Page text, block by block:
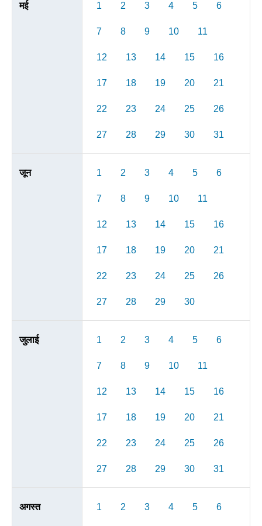
मई 1 2 3 4 5 6
7 8 9 10 11
12 13 14 15 16
17 18 19 20 21
22 23 24 25 26
27 28 29 30 31
जून 1 2 3 4 5 6
7 8 9 10 11
12 13 14 15 16
17 18 19 20 21
22 23 24 25 26
27 28 29 30
जुलाई 1 2 3 4 5 6
7 8 9 10 11
12 13 14 15 16
17 18 19 20 21
22 23 24 25 26
27 28 29 30 31
अगस्त 1 2 3 4 5 6